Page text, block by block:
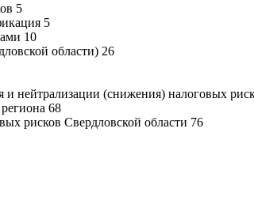
5
5
10
области) 26
нейтрализации (снижения) налоговых
68
рисков Свердловской области 76